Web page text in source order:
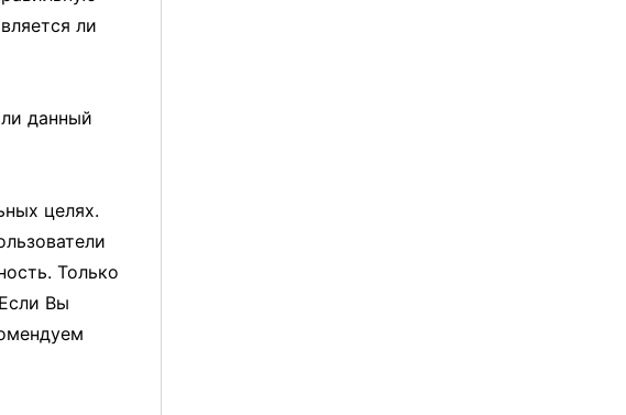
ли
данный
целях.
Только
Вы